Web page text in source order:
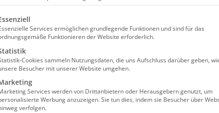
Württemberg
eine Liste der Service-Gruppen, für die eine
Services ermöglichen grundlegende Funktionen und sind für das
Funktionieren der Website erforderlich.
Cookies sammeln Nutzungsdaten, die uns Aufschluss darüber geben,
Besucher mit unserer Website umgehen.
Services werden von Drittanbietern oder Herausgebern genutzt, um
Werbung anzuzeigen. Sie tun dies, indem sie Besucher über
verfolgen.